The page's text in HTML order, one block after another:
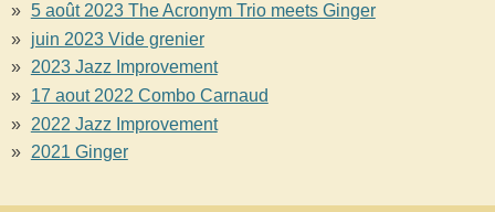
5 août 2023 The Acronym Trio meets Ginger
juin 2023 Vide grenier
2023 Jazz Improvement
17 aout 2022 Combo Carnaud
2022 Jazz Improvement
2021 Ginger